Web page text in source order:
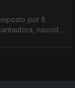
por 8
nascida